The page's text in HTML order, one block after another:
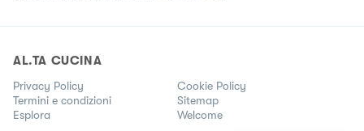
AL.TA CUCINA
Privacy Policy
Cookie Policy
Termini e condizioni
Sitemap
Esplora
Welcome